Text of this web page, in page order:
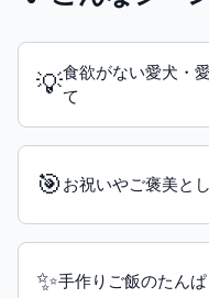
💡食欲がない愛犬・
て
🎯 お祝いやご褒美と
✨手作りご飯のたん